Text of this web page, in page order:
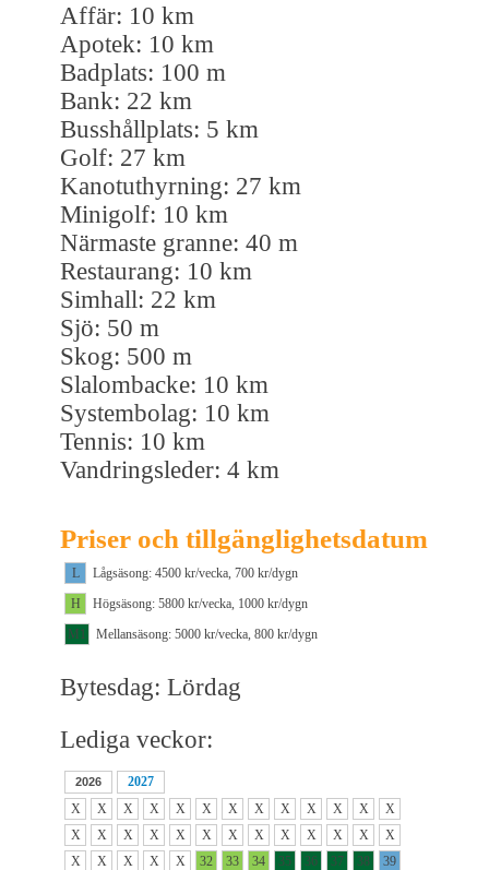
Affär: 10 km
Apotek: 10 km
Badplats: 100 m
Bank: 22 km
Busshållplats: 5 km
Golf: 27 km
Kanotuthyrning: 27 km
Minigolf: 10 km
Närmaste granne: 40 m
Restaurang: 10 km
Simhall: 22 km
Sjö: 50 m
Skog: 500 m
Slalombacke: 10 km
Systembolag: 10 km
Tennis: 10 km
Vandringsleder: 4 km
Priser och tillgänglighetsdatum
L
Lågsäsong: 4500 kr/vecka, 700 kr/dygn
H
Högsäsong: 5800 kr/vecka, 1000 kr/dygn
M1
Mellansäsong: 5000 kr/vecka, 800 kr/dygn
Bytesdag: Lördag
Lediga veckor:
2026
2027
X
X X X X X X X X X X X
X
X
X X X X X X X X X X X
X
X
X X X X 32 33 34 35 36 37 38 39